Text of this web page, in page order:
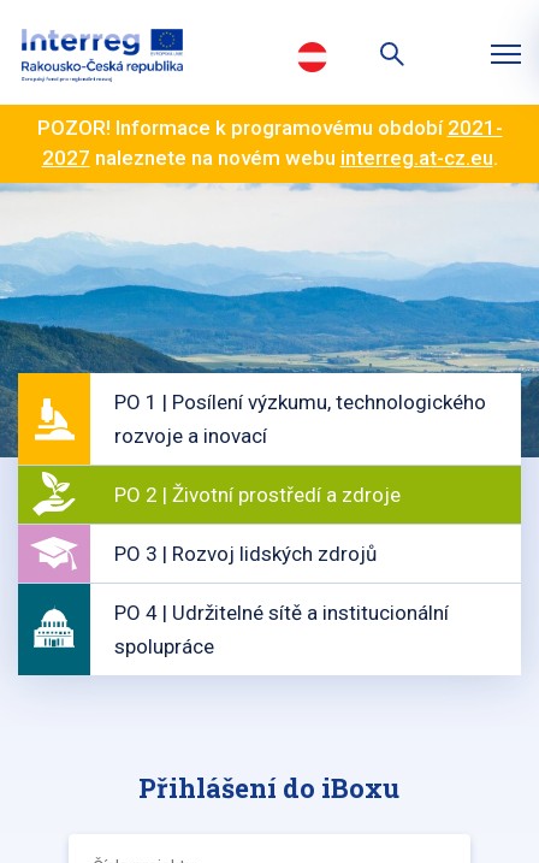
POZOR! Informace k programovému období 2021-
2027 naleznete na novém webu interreg.at-cz.eu.
PO 1 | Posílení výzkumu, technologického
rozvoje a inovací
PO 2 | Životní prostředí a zdroje
PO 3 | Rozvoj lidských zdrojů
PO 4 | Udržitelné sítě a institucionální
spolupráce
Přihlášení do iBoxu